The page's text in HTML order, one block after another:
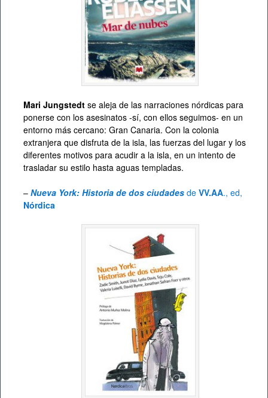
Mari Jungstedt se aleja de las narraciones nórdicas para
ponerse con los asesinatos -sí, con ellos seguimos- en un
entorno más cercano: Gran Canaria. Con la colonia
extranjera que disfruta de la isla, las fuerzas del lugar y los
diferentes motivos para acudir a la isla, en un intento de
trasladar su estilo hasta aguas templadas.
– Nueva York: Historia de dos ciudades de VV.AA., ed,
Nórdica